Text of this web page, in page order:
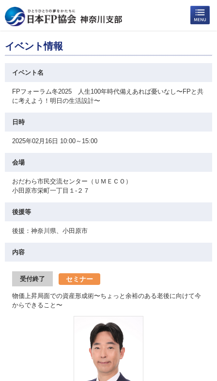
イベント情報
イベント名
FPフォーラム冬2025 人生100年時代備えあれば憂いなし〜FPと共
に考えよう！明日の生活設計〜
日時
2025年02月16日 10:00～15:00
会場
おだわら市民交流センター（ＵＭＥＣＯ）
小田原市栄町一丁目１-２７
後援等
後援：神奈川県、小田原市
内容
受付終了 セミナー
物価上昇局面での資産形成術〜ちょっと余裕のある老後に向けて今
からできること〜